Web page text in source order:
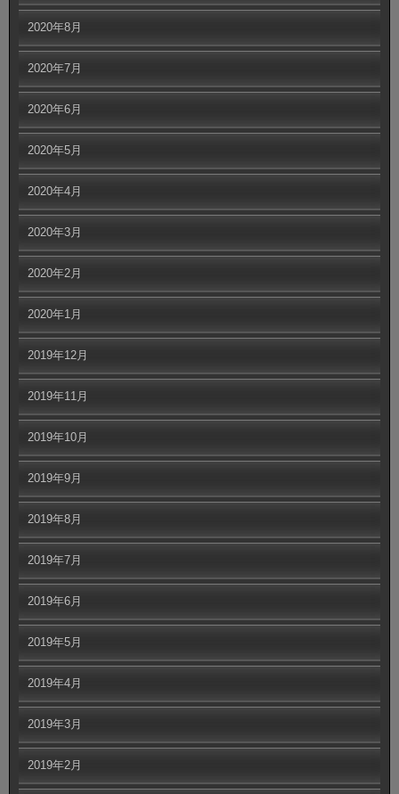
2020年8月
2020年7月
2020年6月
2020年5月
2020年4月
2020年3月
2020年2月
2020年1月
2019年12月
2019年11月
2019年10月
2019年9月
2019年8月
2019年7月
2019年6月
2019年5月
2019年4月
2019年3月
2019年2月